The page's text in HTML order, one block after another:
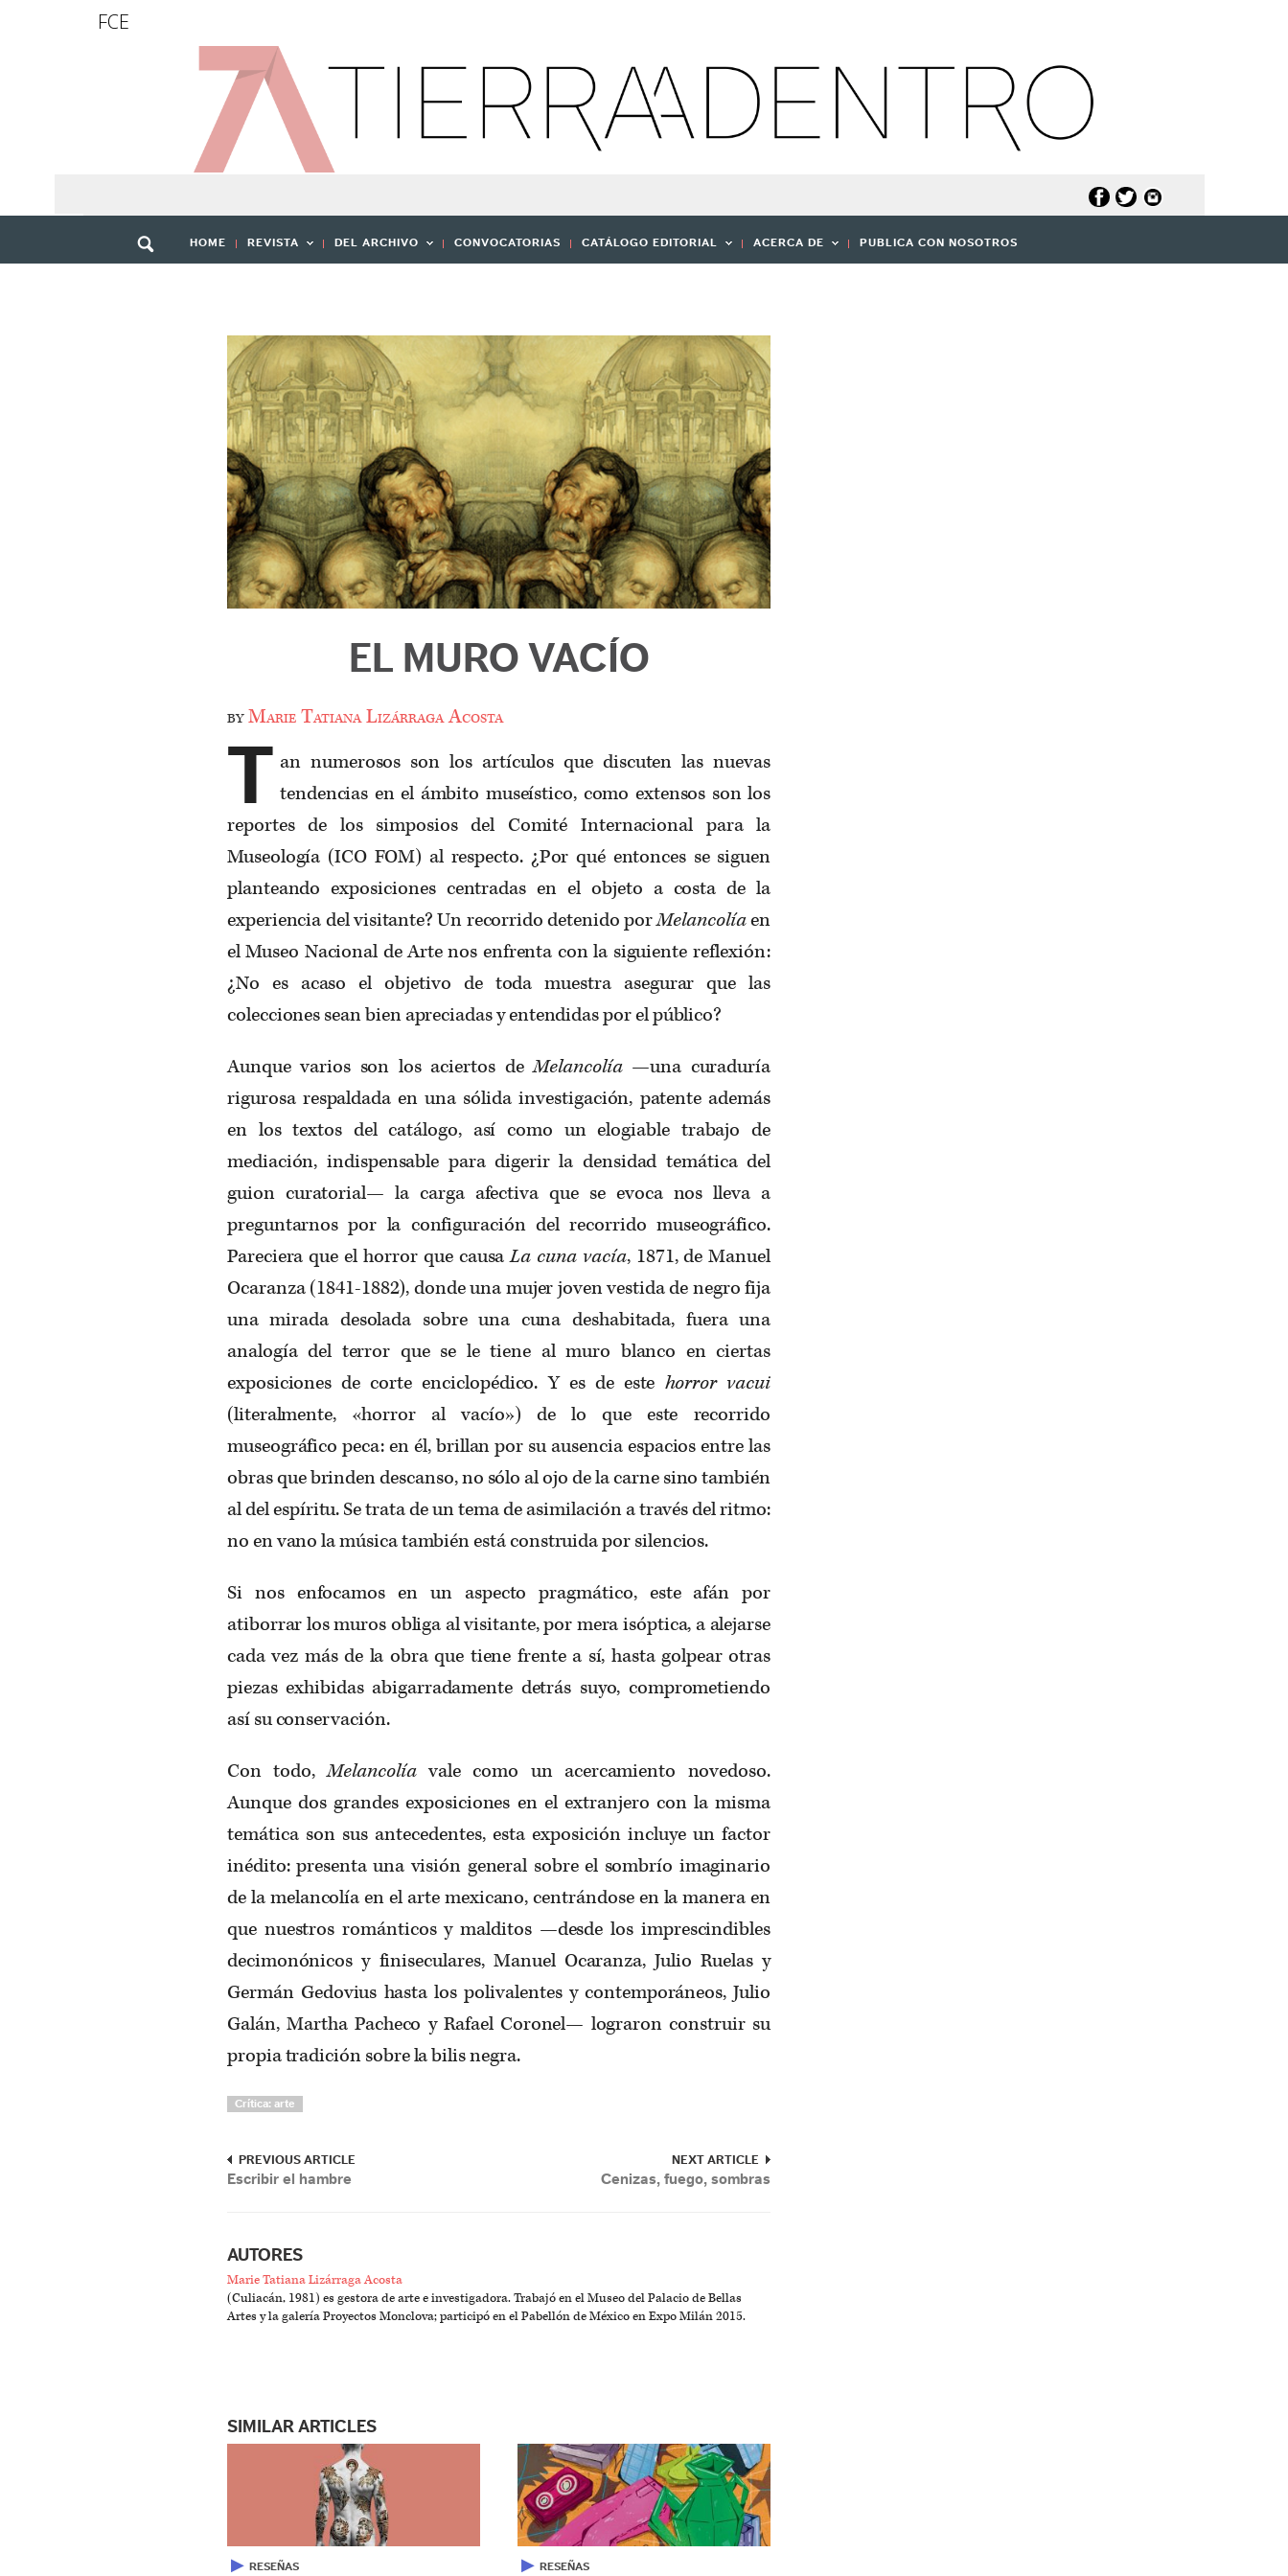
FCE
HOME REVISTA DEL ARCHIVO CONVOCATORIAS CATÁLOGO EDITORIAL ACERCA DE PUBLICA CON NOSOTROS
EL MURO VACÍO
byMarie Tatiana Lizárraga Acosta
T an numerosos son los artículos que discuten las nuevas
tendencias en el ámbito museístico, como extensos son los
reportes de los simposios del Comité Internacional para la
Museología (ICO FOM) al respecto. ¿Por qué entonces se siguen
planteando exposiciones centradas en el objeto a costa de la
experiencia del visitante? Un recorrido detenido porMelancolíaen
el Museo Nacional de Arte nos enfrenta con la siguiente reflexión:
¿No es acaso el objetivo de toda muestra asegurar que las
colecciones sean bien apreciadas y entendidas por el público?
Aunque varios son los aciertos deMelancolía—una curaduría
rigurosa respaldada en una sólida investigación, patente además
en los textos del catálogo, así como un elogiable trabajo de
mediación, indispensable para digerir la densidad temática del
guion curatorial— la carga afectiva que se evoca nos lleva a
preguntarnos por la configuración del recorrido museográfico.
Pareciera que el horror que causaLa cuna vacía, 1871, de Manuel
Ocaranza (1841-1882), donde una mujer joven vestida de negro fija
una mirada desolada sobre una cuna deshabitada, fuera una
analogía del terror que se le tiene al muro blanco en ciertas
exposiciones de corte enciclopédico. Y es de este horror vacui
(literalmente, «horror al vacío») de lo que este recorrido
museográfico peca: en él, brillan por su ausencia espacios entre las
obras que brinden descanso, no sólo al ojo de la carne sino también
al del espíritu. Se trata de un tema de asimilación a través del ritmo:
no en vano la música también está construida por silencios.
Si nos enfocamos en un aspecto pragmático, este afán por
atiborrar los muros obliga al visitante, por mera isóptica, a alejarse
cada vez más de la obra que tiene frente a sí, hasta golpear otras
piezas exhibidas abigarradamente detrás suyo, comprometiendo
así su conservación.
Con todo,Melancolíavale como un acercamiento novedoso.
Aunque dos grandes exposiciones en el extranjero con la misma
temática son sus antecedentes, esta exposición incluye un factor
inédito: presenta una visión general sobre el sombrío imaginario
de la melancolía en el arte mexicano, centrándose en la manera en
que nuestros románticos y malditos —desde los imprescindibles
decimonónicos y finiseculares, Manuel Ocaranza, Julio Ruelas y
Germán Gedovius hasta los polivalentes y contemporáneos, Julio
Galán, Martha Pacheco y Rafael Coronel— lograron construir su
propia tradición sobre la bilis negra.
Crítica: arte
PREVIOUS ARTICLE
Escribir el hambre
NEXT ARTICLE
Cenizas, fuego, sombras
AUTORES
Marie Tatiana Lizárraga Acosta
(Culiacán, 1981) es gestora de arte e investigadora. Trabajó en el Museo del Palacio de Bellas
Artes y la galería Proyectos Monclova; participó en el Pabellón de México en Expo Milán 2015.
SIMILAR ARTICLES
▶ RESEÑAS ▶ RESEÑAS